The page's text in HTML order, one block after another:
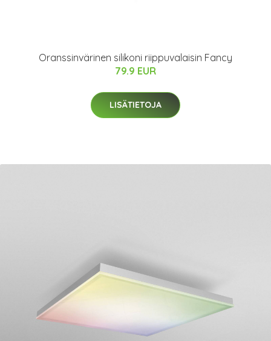
Oranssinvärinen silikoni riippuvalaisin Fancy
79.9 EUR
LISÄTIETOJA